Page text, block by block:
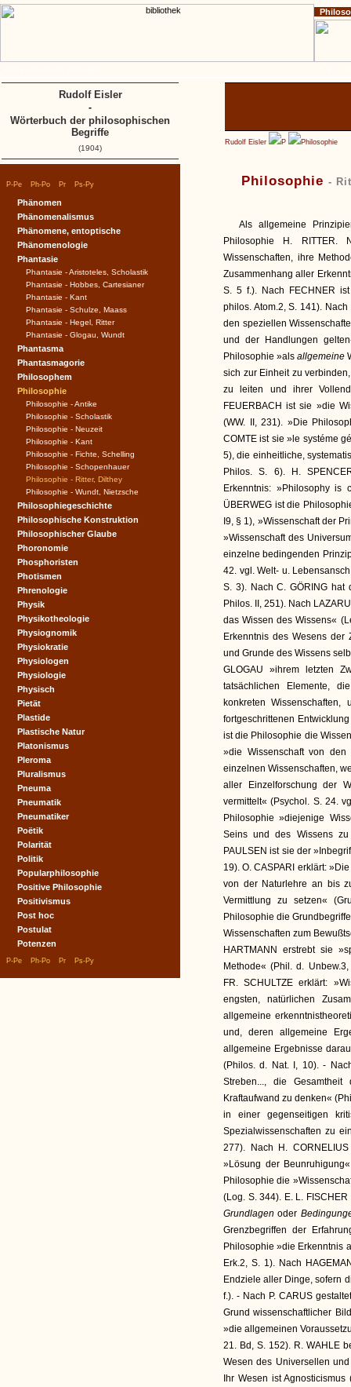
Rudolf Eisler P Philosophie
Philosophie -
Als allgemeine
Philosophie H.
Wissenschaften, ihre
Zusammenhang aller
S. 5 f.). Nach FECHNER
philos. Atom.2, S. 141).
den speziellen
und der Handlungen
Philosophie »alsallgemeine
sich zur Einheit zu
zu leiten und ihrer
FEUERBACH ist sie »die
(WW. II, 231). »Die
COMTE ist sie »le systéme
5), die einheitliche,
Philos. S. 6). H.
Erkenntnis: »Philosophy is
ÜBERWEG ist die
I9, § 1), »Wissenschaft der
»Wissenschaft des
einzelne bedingenden
42. vgl. Welt- u.
S. 3). Nach C. GÖRING hat
Philos. II, 251). Nach
das Wissen des Wissens«
Erkenntnis des Wesens
und Grunde des Wissens
GLOGAU »ihrem letzten
tatsächlichen Elemente,
konkreten
fortgeschrittenen
ist die Philosophie die
»die Wissenschaft von den
einzelnen Wissenschaften,
aller Einzelforschung der
vermittelt« (Psychol. S. 24.
Philosophie »diejenige
Seins und des Wissens
PAULSEN ist sie der
19). O. CASPARI erklärt:
von der Naturlehre an bis
Vermittlung zu setzen«
Philosophie die
Wissenschaften zum
HARTMANN erstrebt sie
Methode« (Phil. d.
FR. SCHULTZE erklärt:
engsten, natürlichen
allgemeine
und, deren allgemeine
allgemeine Ergebnisse
(Philos. d. Nat. I, 10). -
Streben..., die
Kraftaufwand zu denken«
in einer gegenseitigen
Spezialwissenschaften zu
277). Nach H.
»Lösung der
Philosophie die
(Log. S. 344). E. L.
Grundlagenoder
Grenzbegriffen der
Philosophie »die Erkenntnis
Erk.2, S. 1). Nach
Endziele aller Dinge, sofern
f.). - Nach P. CARUS
Grund wissenschaftlicher
»die allgemeinen
21. Bd, S. 152). R. WAHLE
Wesen des Universellen
Ihr Wesen ist
P-Pe Ph-Po Pr Ps-Py
Phänomen
Phänomenalismus
Phänomene, entoptische
Phänomenologie
Phantasie
Phantasie - Aristoteles, Scholastik
Phantasie - Hobbes, Cartesianer
Phantasie - Kant
Phantasie - Schulze, Maass
Phantasie - Hegel, Ritter
Phantasie - Glogau, Wundt
Phantasma
Phantasmagorie
Philosophem
Philosophie
Philosophie - Antike
Philosophie - Scholastik
Philosophie - Neuzeit
Philosophie - Kant
Philosophie - Fichte, Schelling
Philosophie - Schopenhauer
Philosophie - Ritter, Dilthey
Philosophie - Wundt, Nietzsche
Philosophiegeschichte
Philosophische Konstruktion
Philosophischer Glaube
Phoronomie
Phosphoristen
Photismen
Phrenologie
Physik
Physikotheologie
Physiognomik
Physiokratie
Physiologen
Physiologie
Physisch
Pietät
Plastide
Plastische Natur
Platonismus
Pleroma
Pluralismus
Pneuma
Pneumatik
Pneumatiker
Poëtik
Polarität
Politik
Popularphilosophie
Positive Philosophie
Positivismus
Post hoc
Postulat
Potenzen
P-Pe Ph-Po Pr Ps-Py
Rudolf Eisler
-
Wörterbuch der philosophischen
Begriffe
(1904)